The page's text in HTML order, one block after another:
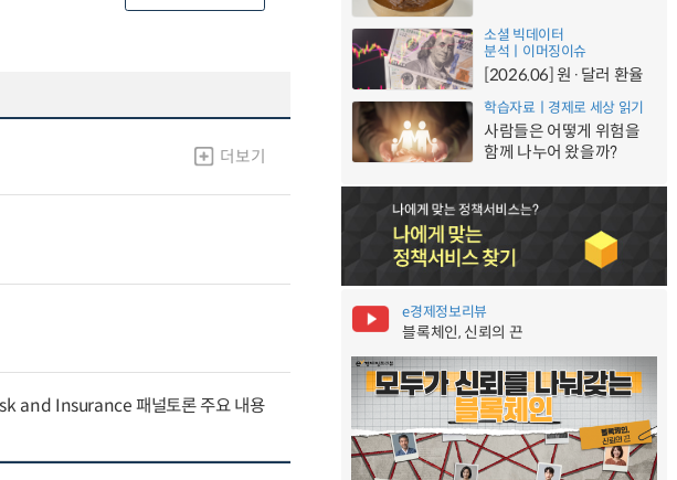
더보기
and Insurance 패널토론 주요 내용
소셜 빅데이터
분석ㅣ이머징이슈
[2026.06] 원·달러 환율
학습자료ㅣ경제로 세상 읽기
사람들은 어떻게 위험을
함께 나누어 왔을까?
e경제정보리뷰
블록체인, 신뢰의 끈